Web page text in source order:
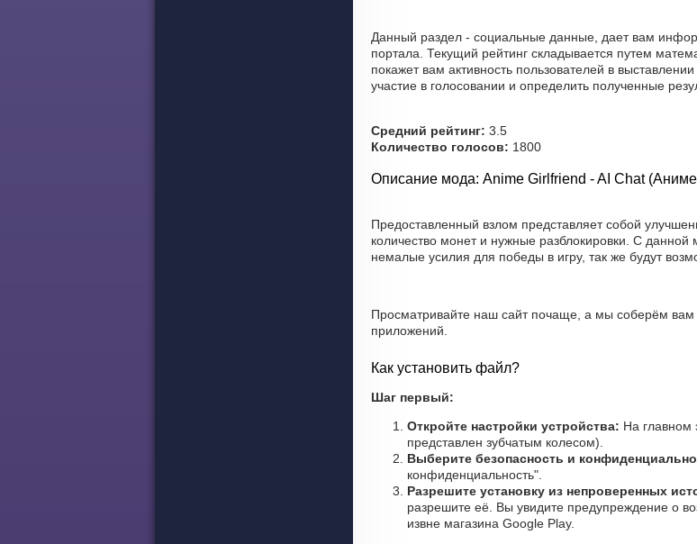
Данный раздел - социальные данные, дает вам
портала. Текущий рейтинг складывается путем
покажет вам активность пользователей в
участие в голосовании и определить полученные
Средний рейтинг: 3.5
Количество голосов: 1800
Описание мода: Anime Girlfriend - AI Chat
Предоставленный взлом представляет собой
количество монет и нужные разблокировки. С
немалые усилия для победы в игру, так же будут
Просматривайте наш сайт почаще, а мы соберём
приложений.
Как установить файл?
Шаг первый:
Откройте настройки устройства: На главном
представлен зубчатым колесом).
Выберите безопасность и
конфиденциальность".
Разрешите установку из непроверенных
разрешите её. Вы увидите предупреждение о
извне магазина Google Play.